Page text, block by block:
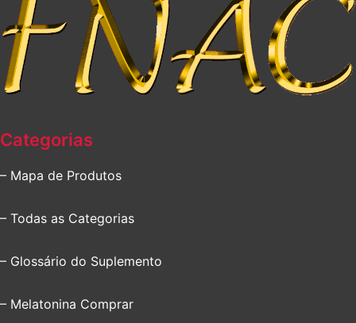
Categorias
– Mapa de Produtos
– Todas as Categorias
– Glossário do Suplemento
– Melatonina Comprar